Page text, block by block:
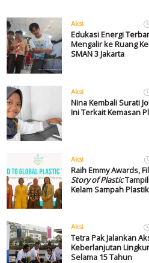
Aksi
Edukasi Energi
Mengalir ke Ruang
SMAN 3 Jakarta
Aksi
Nina Kembali Surati
Ini Terkait Kemasan
Aksi
Raih Emmy Awards,
Story of Plastic
Kelam Sampah Plastik
Aksi
Tetra Pak Jalankan
Keberlanjutan
Selama 15 Tahun